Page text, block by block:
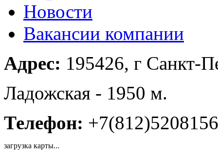
Новости
Вакансии компании
Адрес: 195426, г Санкт-
Ладожская - 1950 м.
Телефон: +7(812)5208156
загрузка карты...